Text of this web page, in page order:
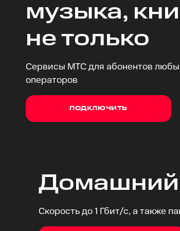
музыка,
не только
Сервисы МТС для абонентов
операторов
ПОДКЛЮЧИТЬ
Домашний
Скорость до 1 Гбит/с, а также